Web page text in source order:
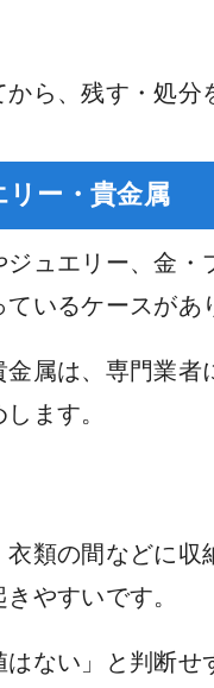
ら、残す・処分
ー・貴金属
ュエリー、金・
いるケースがあ
属は、専門業
ます。
類の間などに
やすいです。
はない」と判断